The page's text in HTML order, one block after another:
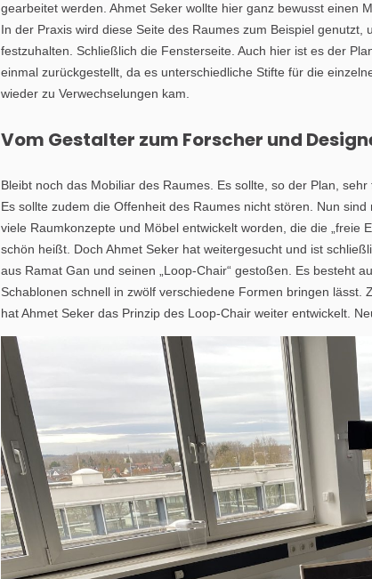
gearbeitet werden. Ahmet Seker wollte hier ganz bewusst einen
In der Praxis wird diese Seite des Raumes zum Beispiel
festzuhalten. Schließlich die Fensterseite. Auch hier ist es der
einmal zurückgestellt, da es unterschiedliche Stifte für die
wieder zu Verwechselungen kam.
Vom Gestalter zum Forscher und
Bleibt noch das Mobiliar des Raumes. Es sollte, so der Plan,
Es sollte zudem die Offenheit des Raumes nicht stören. Nun
viele Raumkonzepte und Möbel entwickelt worden, die die „freie
schön heißt. Doch Ahmet Seker hat weitergesucht und ist
aus Ramat Gan und seinen „Loop-Chair“ gestoßen. Es besteht
Schablonen schnell in zwölf verschiedene Formen bringen
hat Ahmet Seker das Prinzip des Loop-Chair weiter entwickelt.